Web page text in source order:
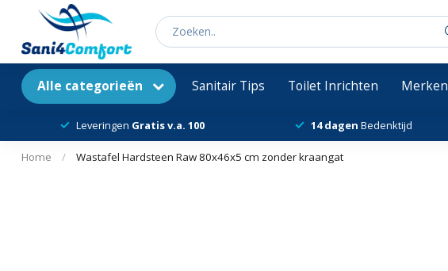
Alle categorieën Sanitair Tips Toilet Inrichten Merken
Leveringen Gratis v.a. 100 14 dagen Bedenktijd
Home / Wastafel Hardsteen Raw 80x46x5 cm zonder kraangat